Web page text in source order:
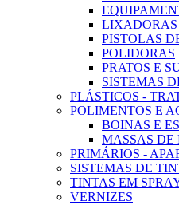
LIXADORAS
PISTOLAS
POLIDORAS
PRATOS E
SISTEMAS
PLÁSTICOS -
POLIMENTOS E
BOINAS E
MASSAS DE
PRIMÁRIOS -
SISTEMAS DE
TINTAS EM
VERNIZES